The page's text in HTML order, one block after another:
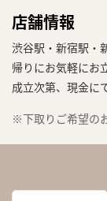
店舗情報
渋谷駅・新宿駅・
帰りにお気軽にお
成立次第、現金に
※下取りご希望の